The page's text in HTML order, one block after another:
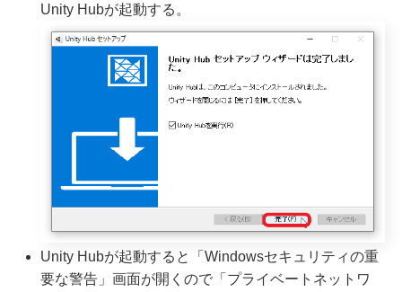
Unity Hubが起動する。
Unity Hubが起動すると「Windowsセキュリティの重
要な警告」画面が開くので「プライベートネットワ